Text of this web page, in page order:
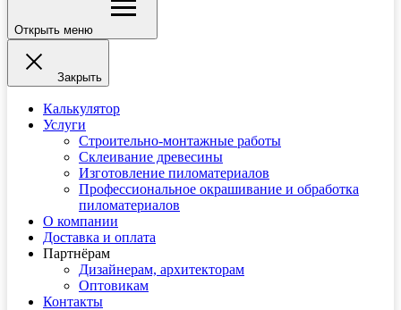
Открыть меню
Закрыть
Калькулятор
Услуги
Строительно-монтажные работы
Склеивание древесины
Изготовление пиломатериалов
Профессиональное окрашивание и обработка
пиломатериалов
О компании
Доставка и оплата
Партнёрам
Дизайнерам, архитекторам
Оптовикам
Контакты